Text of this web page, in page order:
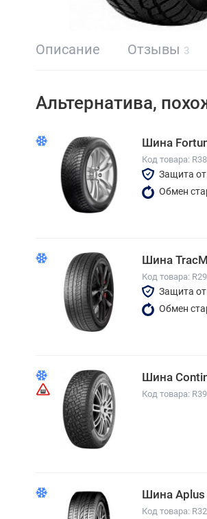
Описание Отзывы 3
Альтернатива,
Шина
Код товара:
Защита от
Обмен
Шина
Код товара:
Защита от
Обмен
Шина
Код товара:
Шина Aplus
Код товара: